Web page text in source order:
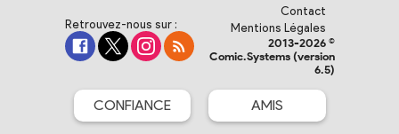
Retrouvez-nous sur :
Contact
Mentions Légales
2013-2026 ©
Comic.Systems (version
6.5)
CONFIANCE AMIS